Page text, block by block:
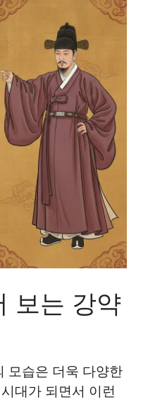
보는 강약
모습은 더욱 다양한
대가 되면서 이런